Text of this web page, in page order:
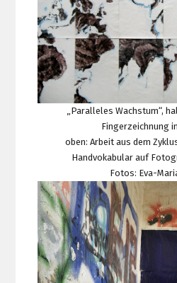
„Paralleles Wachstum“,
Fingerzeichnung
oben: Arbeit aus dem
Handvokabular auf
Fotos: Eva-